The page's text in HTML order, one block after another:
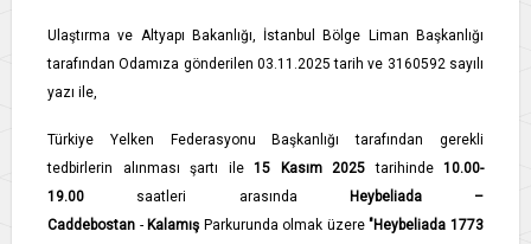
Ulaştırma ve Altyapı Bakanlığı, İstanbul Bölge Liman Başkanlığı
tarafından Odamıza gönderilen 03.11.2025 tarih ve 3160592 sayılı
yazı ile,
Türkiye Yelken Federasyonu Başkanlığı tarafından gerekli
tedbirlerin alınması şartı ile 15 Kasım 2025 tarihinde 10.00-
19.00 saatleri arasında
Heybeliada –
Caddebostan - Kalamış Parkurunda olmak üzere"Heybeliada 1773